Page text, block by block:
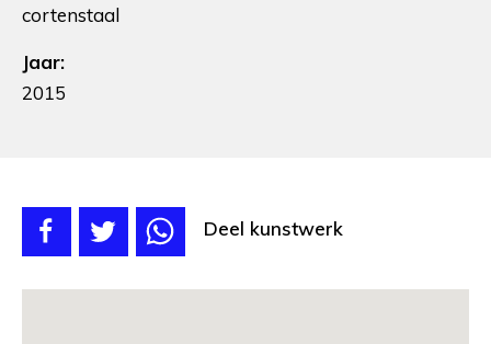
cortenstaal
Jaar:
2015
Deel kunstwerk